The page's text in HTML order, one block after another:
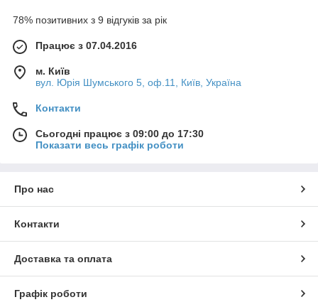
78% позитивних з 9 відгуків за рік
Працює з 07.04.2016
м. Київ
вул. Юрія Шумського 5, оф.11, Київ, Україна
Контакти
Сьогодні працює з 09:00 до 17:30
Показати весь графік роботи
Про нас
Контакти
Доставка та оплата
Графік роботи